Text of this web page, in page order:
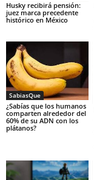
Husky recibirá pensión:
juez marca precedente
histórico en México
SabiasQue
¿Sabías que los humanos
comparten alrededor del
60% de su ADN con los
plátanos?